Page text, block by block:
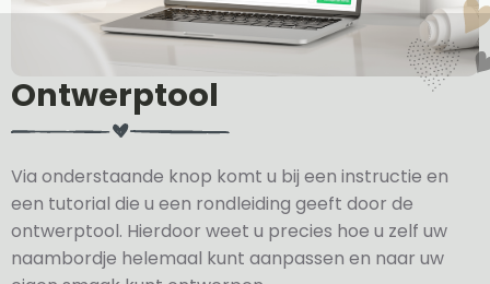
Ontwerptool
Via onderstaande knop komt u bij een instructie en
een tutorial die u een rondleiding geeft door de
ontwerptool. Hierdoor weet u precies hoe u zelf uw
naambordje helemaal kunt aanpassen en naar uw